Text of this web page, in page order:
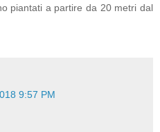
piantati a partire da 20 metri dal
9:57 PM